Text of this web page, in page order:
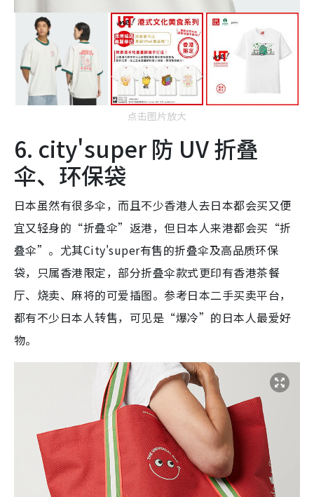
点击图片放大
6. city'super 防 UV 折叠
伞、环保袋
日本虽然有很多伞，而且不少香港人去日本都会买又便
宜又轻身的“折叠伞”返港，但日本人来港都会买“折
叠伞”。尤其City'super有售的折叠伞及高品质环保
袋，只属香港限定，部分折叠伞款式更印有香港茶餐
厅、烧卖、麻将的可爱插图。参考日本二手买卖平台，
都有不少日本人转售，可见是“爆冷”的日本人最爱好
物。